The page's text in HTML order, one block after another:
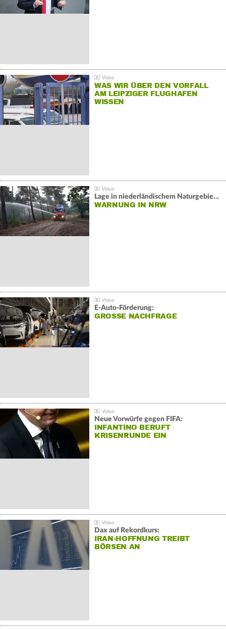
WAS WIR ÜBER DEN VORFALL
AM LEIPZIGER FLUGHAFEN
WISSEN
Lage in niederländischem Naturgebiet stabil
WARNUNG IN NRW
E-Auto-Förderung:
GROSSE NACHFRAGE
Neue Vorwürfe gegen FIFA:
INFANTINO BERUFT
KRISENRUNDE EIN
Dax auf Rekordkurs:
IRAN-HOFFNUNG TREIBT
BÖRSEN AN